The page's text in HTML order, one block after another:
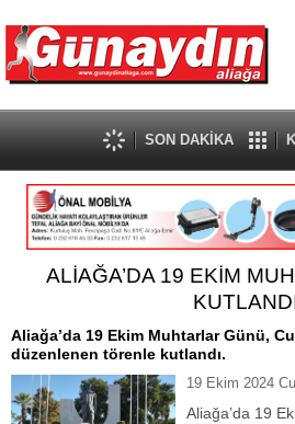
SON DAKİKA
ALİAĞA’DA 19 EKİM
Aliağa’da 19 Ekim Muhtarlar Günü,
düzenlenen törenle kutlandı.
19 Ekim 2024
Aliağa’da 19